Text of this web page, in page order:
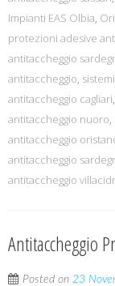
Impianti EAS Olbia,
protezioni adesive
antitaccheggio
antitaccheggio,
antitaccheggio cagliari,
antitaccheggio nuoro,
antitaccheggio
antitaccheggio
antitaccheggio
Antitaccheggio
Posted on 23